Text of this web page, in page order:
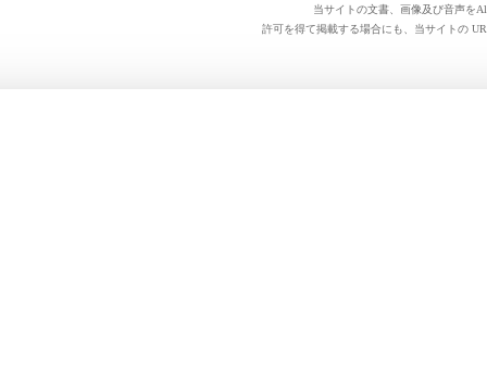
当サイトの文書、画像及び音声を
許可を得て掲載する場合にも、当サイトの